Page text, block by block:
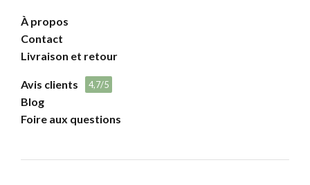
À propos
Contact
Livraison et retour
Avis clients 4,7/5
Blog
Foire aux questions